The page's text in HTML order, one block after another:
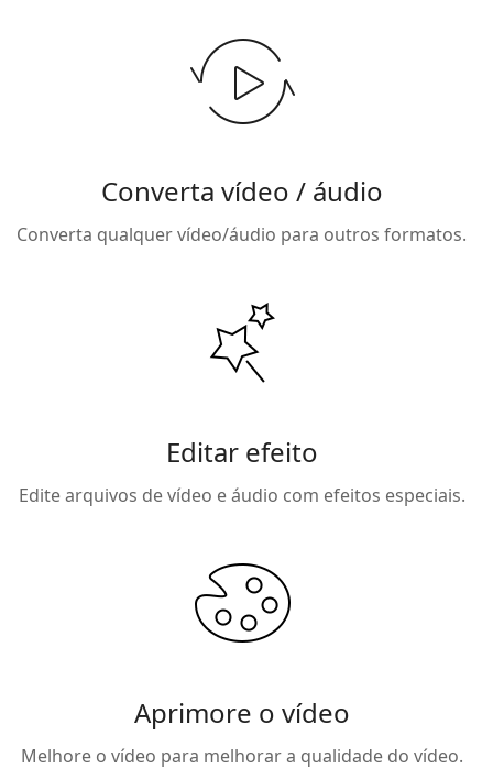
Converta vídeo / áudio
Converta qualquer vídeo/áudio para outros formatos.
Editar efeito
Edite arquivos de vídeo e áudio com efeitos especiais.
Aprimore o vídeo
Melhore o vídeo para melhorar a qualidade do vídeo.